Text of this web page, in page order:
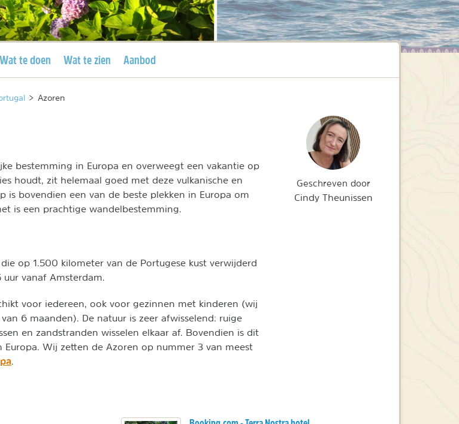
Wat te doen Wat te zien Aanbod
> Azoren
bestemming in Europa en overweegt een vakantie op
houdt, zit helemaal goed met deze vulkanische en
is bovendien een van de beste plekken in Europa om
is een prachtige wandelbestemming.
op 1.500 kilometer van de Portugese kust verwijderd
vanaf Amsterdam.
voor iedereen, ook voor gezinnen met kinderen (wij
6 maanden). De natuur is zeer afwisselend: ruige
en zandstranden wisselen elkaar af. Bovendien is dit
Wij zetten de Azoren op nummer 3 van meest
.
Geschreven door
Cindy Theunissen